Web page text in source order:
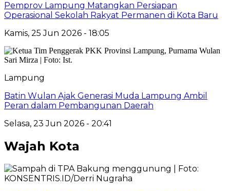
Pemprov Lampung Matangkan Persiapan
Operasional Sekolah Rakyat Permanen di Kota Baru
Kamis, 25 Jun 2026 - 18:05
Lampung
Batin Wulan Ajak Generasi Muda Lampung Ambil
Peran dalam Pembangunan Daerah
Selasa, 23 Jun 2026 - 20:41
Wajah Kota